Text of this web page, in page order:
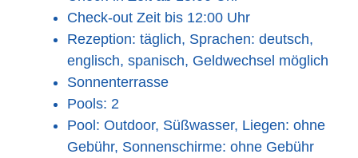
Check-out Zeit bis 12:00 Uhr
Rezeption: täglich, Sprachen: deutsch,
englisch, spanisch, Geldwechsel möglich
Sonnenterrasse
Pools: 2
Pool: Outdoor, Süßwasser, Liegen: ohne
Gebühr, Sonnenschirme: ohne Gebühr